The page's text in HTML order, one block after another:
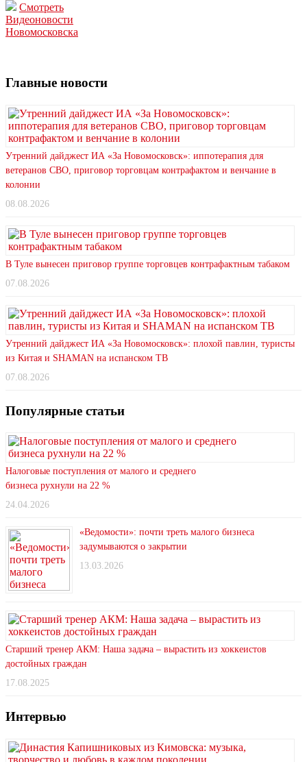
Смотреть
Видеоновости
Новомосковска
Главные новости
Утренний дайджест ИА «За Новомосковск»: иппотерапия для
ветеранов СВО, приговор торговцам контрафактом и венчание в
колонии
08.08.2026
В Туле вынесен приговор группе торговцев контрафактным табаком
07.08.2026
Утренний дайджест ИА «За Новомосковск»: плохой павлин, туристы
из Китая и SHAMAN на испанском ТВ
07.08.2026
Популярные статьи
Налоговые поступления от малого и среднего
бизнеса рухнули на 22 %
24.04.2026
«Ведомости»: почти треть малого бизнеса
задумываются о закрытии
13.03.2026
Старший тренер АКМ: Наша задача – вырастить из хоккеистов
достойных граждан
17.08.2025
Интервью